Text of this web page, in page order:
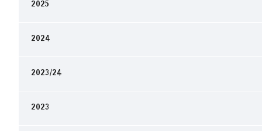
2025
2024
2023/24
2023